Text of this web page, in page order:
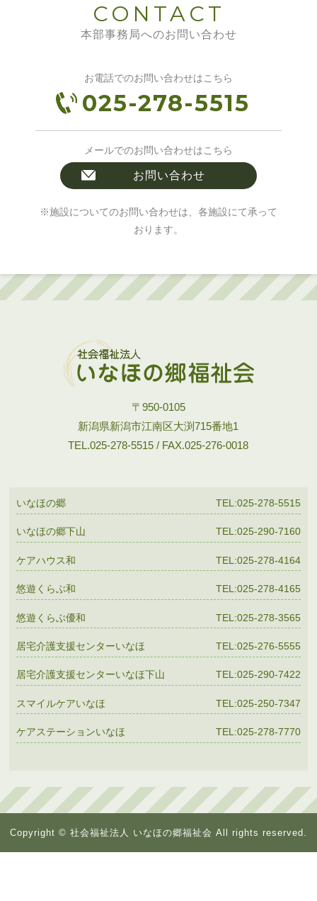
CONTACT
本部事務局へのお問い合わせ
お電話でのお問い合わせはこちら
025-278-5515
メールでのお問い合わせはこちら
お問い合わせ
※施設についてのお問い合わせは、各施設にて承って
おります。
〒950-0105
新潟県新潟市江南区大渕715番地1
TEL.025-278-5515 / FAX.025-276-0018
いなほの郷 TEL:025-278-5515
いなほの郷下山 TEL:025-290-7160
ケアハウス和 TEL:025-278-4164
悠遊くらぶ和 TEL:025-278-4165
悠遊くらぶ優和 TEL:025-278-3565
居宅介護支援センターいなほ TEL:025-276-5555
居宅介護支援センターいなほ下山 TEL:025-290-7422
スマイルケアいなほ TEL:025-250-7347
ケアステーションいなほ TEL:025-278-7770
Copyright © 社会福祉法人 いなほの郷福祉会 All rights reserved.